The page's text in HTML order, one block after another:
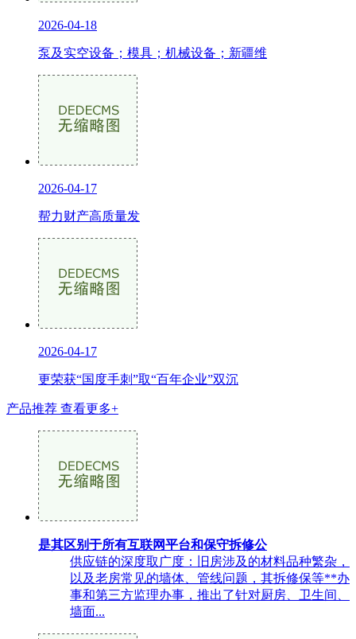
2026-04-18
泵及实空设备；模具；机械设备；新疆维
2026-04-17
帮力财产高质量发
2026-04-17
更荣获“国度手刺”取“百年企业”双沉
产品推荐 查看更多+
是其区别于所有互联网平台和保守拆修公
供应链的深度取广度：旧房涉及的材料品种繁杂，
以及老房常见的墙体、管线问题，其拆修保等**办
事和第三方监理办事，推出了针对厨房、卫生间、
墙面...